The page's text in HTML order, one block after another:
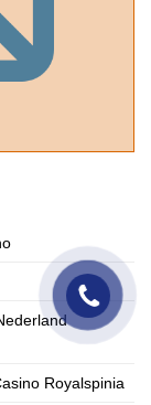
Royalspinia